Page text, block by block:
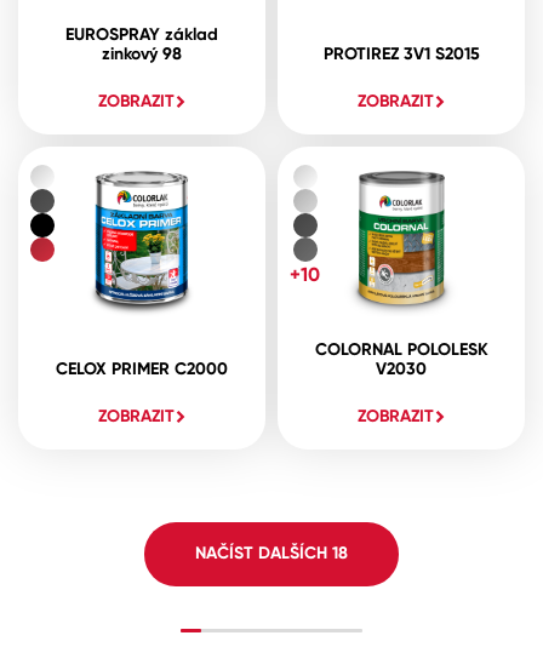
EUROSPRAY základ
zinkový 98
ZOBRAZIT
PROTIREZ 3V1 S2015
ZOBRAZIT
CELOX PRIMER C2000
ZOBRAZIT
COLORNAL POLOLESK
V2030
ZOBRAZIT
+10
NAČÍST DALŠÍCH 18